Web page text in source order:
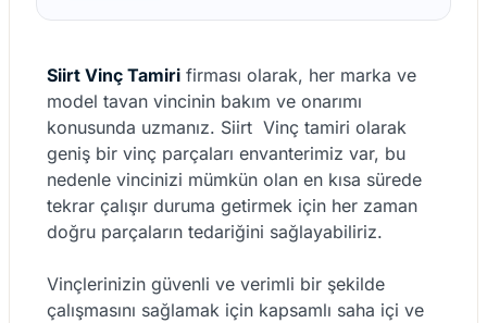
Siirt Vinç Tamiri firması olarak, her marka ve
model tavan vincinin bakım ve onarımı
konusunda uzmanız. Siirt Vinç tamiri olarak
geniş bir vinç parçaları envanterimiz var, bu
nedenle vincinizi mümkün olan en kısa sürede
tekrar çalışır duruma getirmek için her zaman
doğru parçaların tedariğini sağlayabiliriz.
Vinçlerinizin güvenli ve verimli bir şekilde
çalışmasını sağlamak için kapsamlı saha içi ve